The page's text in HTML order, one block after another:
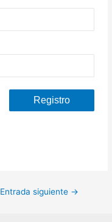
Entrada siguiente →